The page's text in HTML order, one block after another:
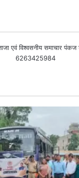
एवं विश्वसनीय समाचार
6263425984